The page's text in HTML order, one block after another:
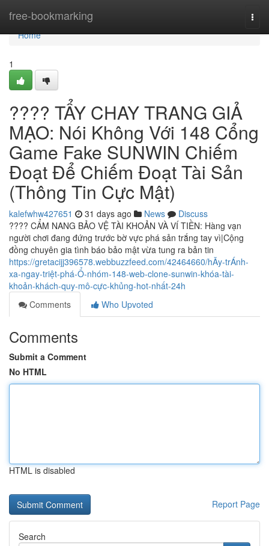
free-bookmarking
Home
Home
1
???? TẨY CHAY TRANG GIẢ
MẠO: Nói Không Với 148 Cổng
Game Fake SUNWIN Chiếm
Đoạt Để Chiếm Đoạt Tài Sản
(Thông Tin Cực Mật)
kalefwhw427651 31 days ago News
Discuss
???? CẨM NANG BẢO VỆ TÀI KHOẢN VÀ VÍ TIỀN: Hàng vạn
người chơi đang đứng trước bờ vực phá sản trắng tay vì|Cộng
đồng chuyên gia tình báo bảo mật vừa tung ra bản tin
https://gretacijj396578.webbuzzfeed.com/42464660/hÃy-trÁnh-
xa-ngay-triệt-phá-Ổ-nhóm-148-web-clone-sunwin-khóa-tài-
khoản-khách-quy-mô-cực-khủng-hot-nhất-24h
Comments
Who Upvoted
Comments
Submit a Comment
No HTML
HTML is disabled
Report Page
Search